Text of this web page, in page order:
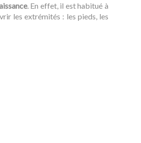
. En effet, il est habitué à
les extrémités : les pieds, les